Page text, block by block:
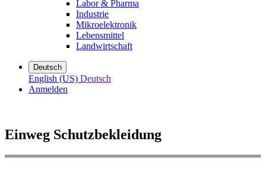
Labor & Pharma
Industrie
Mikroelektronik
Lebensmittel
Landwirtschaft
Deutsch
English (US) Deutsch
Anmelden
Einweg Schutzbekleidung